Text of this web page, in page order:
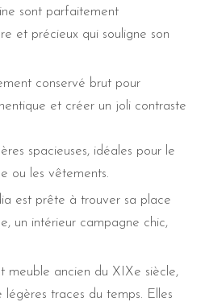
sont parfaitement
et précieux qui souligne son
conservé brut pour
et créer un joli contraste
spacieuses, idéales pour le
ou les vêtements.
est prête à trouver sa place
un intérieur campagne chic,
meuble ancien du XIXe siècle,
traces du temps. Elles